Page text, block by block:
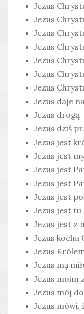
Jezus
Jezus
Jezus
Jezus
Jezus
Jezus
Jezus
Jezus daje
Jezus drogą
Jezus dziś
Jezus jest
Jezus jest
Jezus jest
Jezus jest
Jezus jest
Jezus jest tu
Jezus jest z
Jezus kocha
Jezus
Jezus mą
Jezus moim
Jezus mój
Jezus mówi,